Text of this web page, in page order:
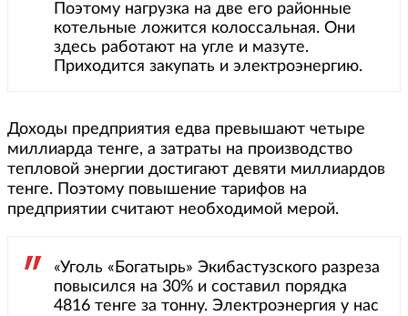
Поэтому нагрузка на две его районные
котельные ложится колоссальная. Они
здесь работают на угле и мазуте.
Приходится закупать и электроэнергию.
Доходы предприятия едва превышают четыре
миллиарда тенге, а затраты на производство
тепловой энергии достигают девяти миллиардов
тенге. Поэтому повышение тарифов на
предприятии считают необходимой мерой.
«Уголь «Богатырь» Экибастузского разреза
повысился на 30% и составил порядка
4816 тенге за тонну. Электроэнергия у нас